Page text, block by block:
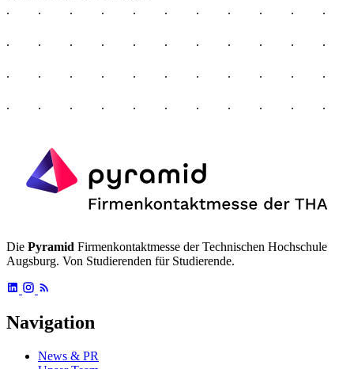
Die Pyramid Firmenkontaktmesse der Technischen Hochschule
Augsburg. Von Studierenden für Studierende.
Navigation
News & PR